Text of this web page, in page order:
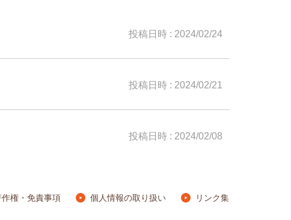
投稿日時 : 2024/02/24
投稿日時 : 2024/02/21
投稿日時 : 2024/02/08
作権・免責事項 個人情報の取り扱い リンク集